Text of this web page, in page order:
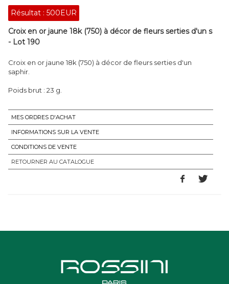
Résultat : 500EUR
Croix en or jaune 18k (750) à décor de fleurs serties d'un s
- Lot 190
Croix en or jaune 18k (750) à décor de fleurs serties d'un
saphir.
Poids brut : 23 g.
MES ORDRES D'ACHAT
INFORMATIONS SUR LA VENTE
CONDITIONS DE VENTE
RETOURNER AU CATALOGUE